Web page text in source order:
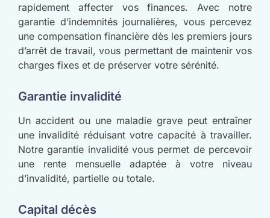
rapidement affecter vos finances. Avec notre
garantie d’indemnités journalières, vous percevez
une compensation financière dès les premiers jours
d’arrêt de travail, vous permettant de maintenir vos
charges fixes et de préserver votre sérénité.
Garantie invalidité
Un accident ou une maladie grave peut entraîner
une invalidité réduisant votre capacité à travailler.
Notre garantie invalidité vous permet de percevoir
une rente mensuelle adaptée à votre niveau
d’invalidité, partielle ou totale.
Capital décès